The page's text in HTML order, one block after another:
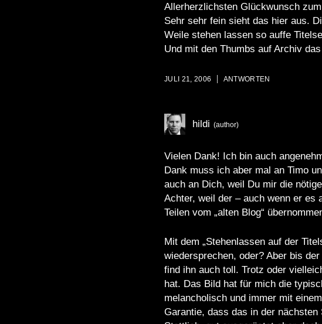
Allerherzlichsten Glückwunsch
Sehr sehr fein sieht das hier aus.
Weile stehen lassen so auffe
Und mit den Thumbs auf Archiv
JULI 21, 2006 ANTWORTEN
hildi
Vielen Dank! Ich bin auch
Dank muss ich aber mal an Timo
auch an Dich, weil Du mir die
Achter, weil der – auch wenn er es
Teilen vom „alten Blog“
Mit dem „Stehenlassen auf der
wiedersprechen, oder? Aber bis
find ihn auch toll. Trotz oder
hat. Das Bild hat für mich die
melancholisch und immer mit
Garantie, dass das in der